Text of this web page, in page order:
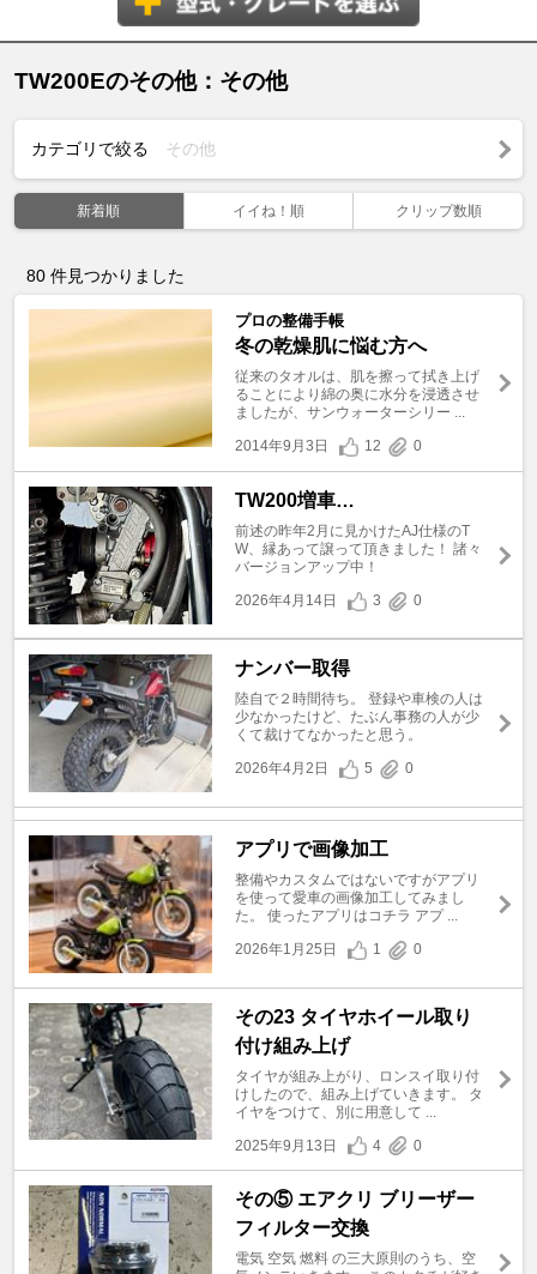
TW200Eのその他：その他
カテゴリで絞る その他
新着順 イイね！順 クリップ数順
80 件見つかりました
プロの整備手帳
冬の乾燥肌に悩む方へ
従来のタオルは、肌を擦って拭き上げ
ることにより綿の奥に水分を浸透させ
ましたが、サンウォーターシリー ...
2014年9月3日
12 0
TW200増車…
前述の昨年2月に見かけたAJ仕様のT
W、縁あって譲って頂きました！ 諸々
バージョンアップ中！
2026年4月14日
3 0
ナンバー取得
陸自で２時間待ち。 登録や車検の人は
少なかったけど、たぶん事務の人が少
くて裁けてなかったと思う。
2026年4月2日
5 0
アプリで画像加工
整備やカスタムではないですがアプリ
を使って愛車の画像加工してみまし
た。 使ったアプリはコチラ アプ ...
2026年1月25日
1 0
その23 タイヤホイール取り
付け組み上げ
タイヤが組み上がり、ロンスイ取り付
けしたので、組み上げていきます。 タ
イヤをつけて、別に用意して ...
2025年9月13日
4 0
その⑤ エアクリ ブリーザー
フィルター交換
電気 空気 燃料 の三大原則のうち、空